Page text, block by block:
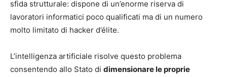
sfida strutturale: dispone di un’enorme riserva di
lavoratori informatici poco qualificati ma di un numero
molto limitato di hacker d’élite.
L’intelligenza artificiale risolve questo problema
consentendo allo Stato di dimensionare le proprie